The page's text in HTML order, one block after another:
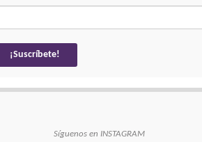
Síguenos en INSTAGRAM